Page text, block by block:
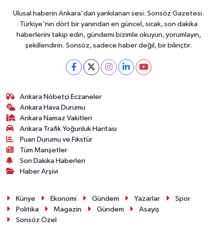
Ulusal haberin Ankara'dan yankılanan sesi: Sonsöz Gazetesi.
Türkiye'nin dört bir yanından en güncel, sıcak, son dakika
haberlerini takip edin, gündemi bizimle okuyun, yorumlayın,
şekillendirin. Sonsöz, sadece haber değil, bir bilinçtir.
Ankara Nöbetçi Eczaneler
Ankara Hava Durumu
Ankara Namaz Vakitleri
Ankara Trafik Yoğunluk Haritası
Puan Durumu ve Fikstür
Tüm Manşetler
Son Dakika Haberleri
Haber Arşivi
Künye Ekonomi Gündem Yazarlar
Spor
Politika
Magazin Gündem
Asayiş
Sonsöz Özel